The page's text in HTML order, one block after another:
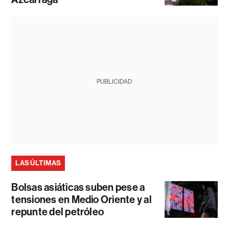
PUBLICIDAD
LAS ÚLTIMAS
Bolsas asiáticas suben pese a
tensiones en Medio Oriente y al
repunte del petróleo